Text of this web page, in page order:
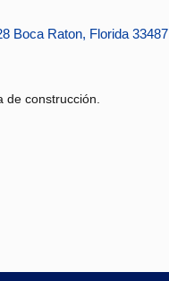
Boca Raton, Florida 33487
construcción.